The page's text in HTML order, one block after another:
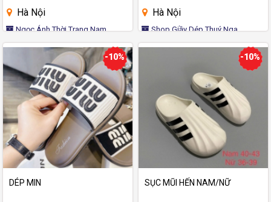
Hà Nội
Ngọc Ánh Thời Trang Nam
Hà Nội
Shop Giầy Dép Thuý Nga
-10%
DÉP MIN
-10%
SỤC MŨI HẾN NAM/NỮ